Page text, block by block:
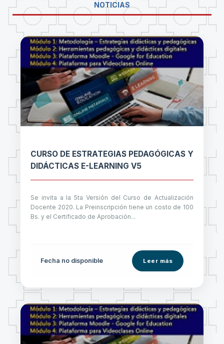
NOTICIAS
CURSO DE ESTRATEGIAS PEDAGÓGICAS Y
DIDÁCTICAS E-LEARNING V5
Se invita a la 5ta Versión del Curso de Actualización
Docente 2020. La Preinscripción tiene un costo de 100
Bs. y el Certificado de Aprobación...
Fecha no disponible Leer más